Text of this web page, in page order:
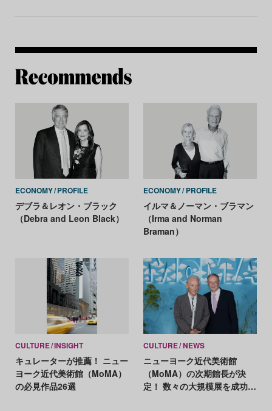
ECONOMY PROFILE
デブラ＆レオン・ブラック
（Debra and Leon Black）
ECONOMY PROFILE
イルマ＆ノーマン・ブラマン
（Irma and Norman
Braman）
CULTURE INSIGHT
キュレーターが推薦！ ニュー
ヨーク近代美術館（MoMA）
の必見作品26選
CULTURE NEWS
ニューヨーク近代美術館
（MoMA）の次期館長が決
定！ 数々の大規模展を成功に